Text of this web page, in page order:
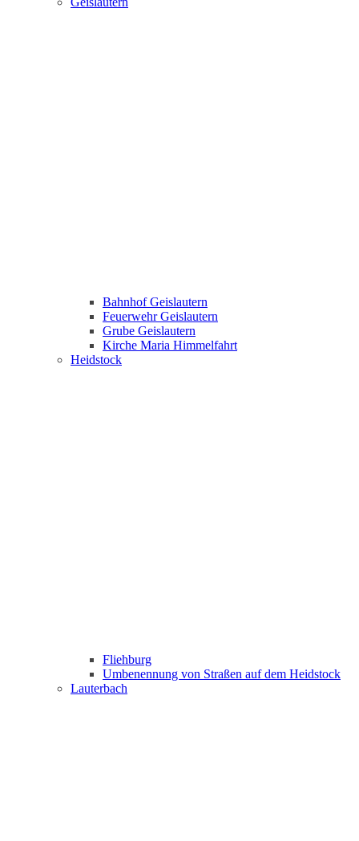
Bahnhof Geislautern
Feuerwehr Geislautern
Grube Geislautern
Kirche Maria Himmelfahrt
Heidstock
Fliehburg
Umbenennung von Straßen auf dem Heidstock
Lauterbach